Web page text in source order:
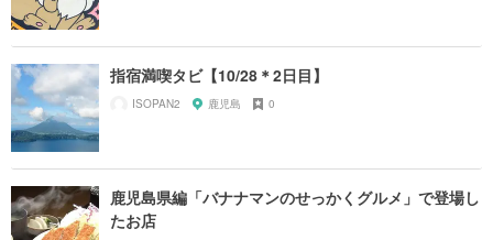
指宿満喫タビ【10/28＊2日目】
ISOPAN2 鹿児島 0
鹿児島県編「バナナマンのせっかくグルメ」で登場し
たお店